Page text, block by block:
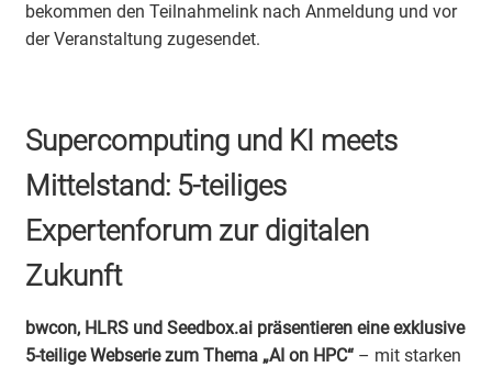
bekommen den Teilnahmelink nach Anmeldung und vor
der Veranstaltung zugesendet.
Supercomputing und KI meets
Mittelstand: 5-teiliges
Expertenforum zur digitalen
Zukunft
bwcon, HLRS und Seedbox.ai präsentieren eine exklusive
5-teilige Webserie zum Thema „AI on HPC“– mit starken